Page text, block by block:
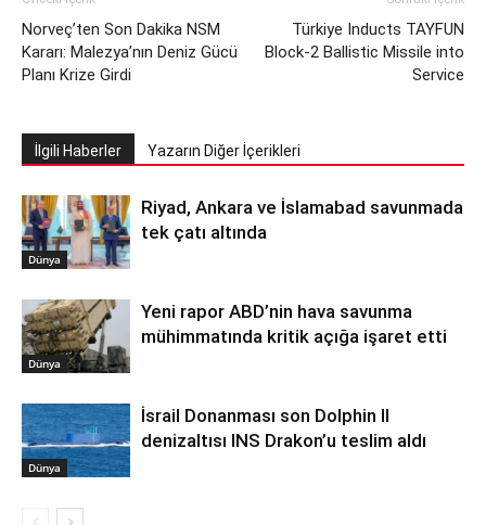
Norveç’ten Son Dakika NSM
Kararı: Malezya’nın Deniz Gücü
Planı Krize Girdi
Türkiye Inducts TAYFUN
Block-2 Ballistic Missile into
Service
İlgili Haberler Yazarın Diğer İçerikleri
Dünya
Riyad, Ankara ve İslamabad savunmada
tek çatı altında
Dünya
Yeni rapor ABD’nin hava savunma
mühimmatında kritik açığa işaret etti
Dünya
İsrail Donanması son Dolphin II
denizaltısı INS Drakon’u teslim aldı